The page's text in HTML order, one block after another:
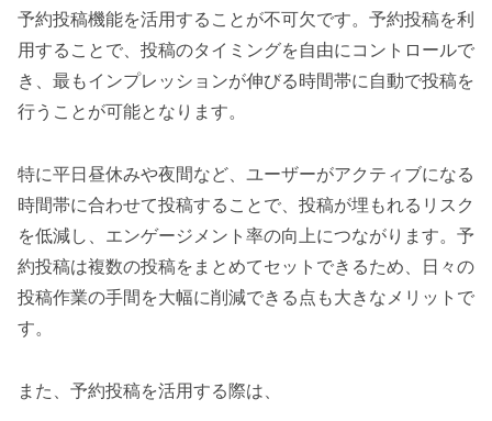
予約投稿機能を活用することが不可欠です。予約投稿を利
用することで、投稿のタイミングを自由にコントロールで
き、最もインプレッションが伸びる時間帯に自動で投稿を
行うことが可能となります。
特に平日昼休みや夜間など、ユーザーがアクティブになる
時間帯に合わせて投稿することで、投稿が埋もれるリスク
を低減し、エンゲージメント率の向上につながります。予
約投稿は複数の投稿をまとめてセットできるため、日々の
投稿作業の手間を大幅に削減できる点も大きなメリットで
す。
また、予約投稿を活用する際は、